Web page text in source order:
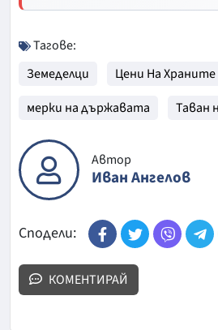
Тагове:
Земеделци
Цени На Храните
мерки на държавата
Таван
Автор
Иван Ангелов
Сподели:
КОМЕНТИРАЙ